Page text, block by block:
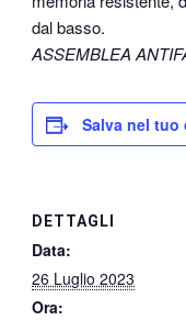
dal basso.
ASSEMBLEA
Salva nel tuo
DETTAGLI
Data:
26 Luglio 2023
Ora: